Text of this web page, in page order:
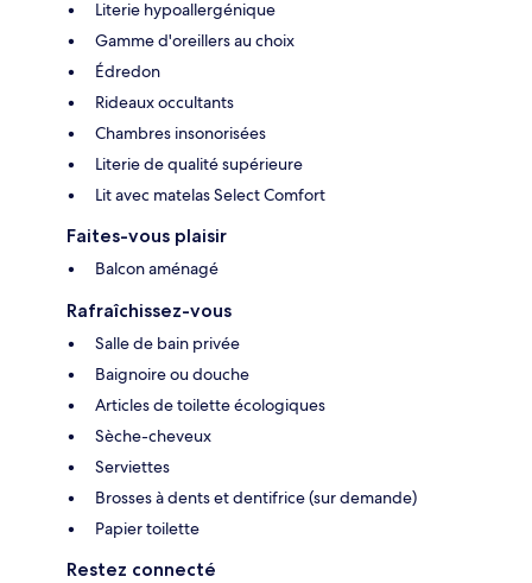
Literie hypoallergénique
Gamme d'oreillers au choix
Édredon
Rideaux occultants
Chambres insonorisées
Literie de qualité supérieure
Lit avec matelas Select Comfort
Faites-vous plaisir
Balcon aménagé
Rafraîchissez-vous
Salle de bain privée
Baignoire ou douche
Articles de toilette écologiques
Sèche-cheveux
Serviettes
Brosses à dents et dentifrice (sur demande)
Papier toilette
Restez connecté